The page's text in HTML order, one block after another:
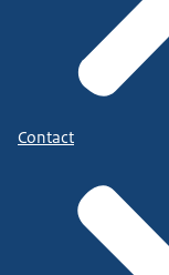
Contact